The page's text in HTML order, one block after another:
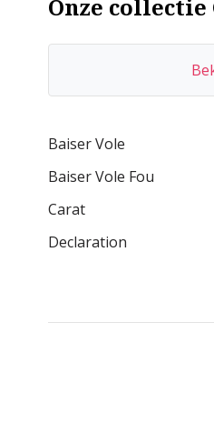
Onze
Baiser Vole
Baiser Vole Fou
Carat
Declaration